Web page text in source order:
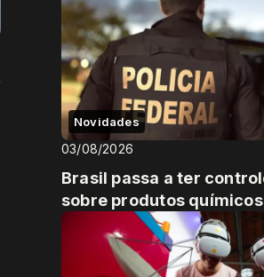
Novidades
03/08/2026
Brasil passa a ter
sobre produtos químicos